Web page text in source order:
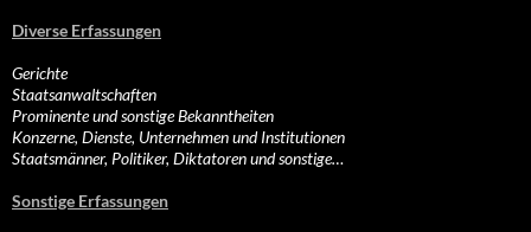
Diverse Erfassungen
Gerichte
Staatsanwaltschaften
Prominente und sonstige Bekanntheiten
Konzerne, Dienste, Unternehmen und Institutionen
Staatsmänner, Politiker, Diktatoren und sonstige…
Sonstige Erfassungen